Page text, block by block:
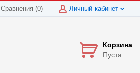
Сравнения (0) Личный кабинет
Корзина
Пуста